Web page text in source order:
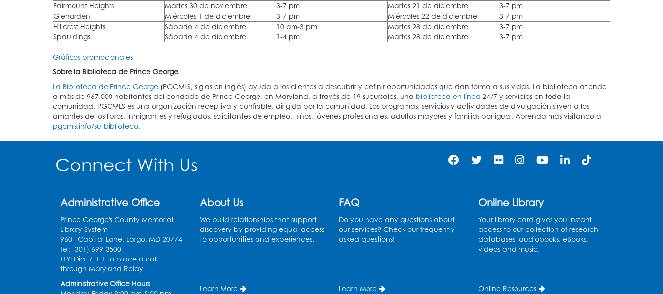
Fairmount Heights
Martes 30 de noviembre 3-7 pm Martes 21 de diciembre
3-7 pm
Glenarden
Miércoles 1 de diciembre 3-7 pm Miércoles 22 de diciembre
3-7 pm
Hillcrest Heights
Sábado 4 de diciembre 10 am-3 pm Martes 28 de diciembre
3-7 pm
Spauldings
Sábado 4 de diciembre 1-4 pm Martes 28 de diciembre 3-7 pm
Gráficos promocionales
Sobre la Biblioteca de Prince George
La Biblioteca de Prince George (PGCMLS, siglas en inglés) ayuda a los clientes a descubrir y definir oportunidades que dan forma a sus vidas. La biblioteca atiende
a más de 967,000 habitantes del condado de Prince George, en Maryland, a través de 19 sucursales, una biblioteca en línea 24/7 y servicios en toda la
comunidad. PGCMLS es una organización receptiva y confiable, dirigida por la comunidad. Los programas, servicios y actividades de divulgación sirven a los
amantes de los libros, inmigrantes y refugiados, solicitantes de empleo, niños, jóvenes profesionales, adultos mayores y familias por igual. Aprenda más visitando a
pgcmls.info/su-biblioteca.
Connect With Us
Administrative Office
Prince George's County Memorial
Library System
9601 Capital Lane, Largo, MD 20774
Tel: (301) 699-3500
TTY: Dial 7-1-1 to place a call
through Maryland Relay
Administrative Office Hours
About Us
We build relationships that support
discovery by providing equal access
to opportunities and experiences.
Learn More
FAQ
Do you have any questions about
our services? Check our frequently
asked questions!
Learn More
Online Library
Your library card gives you instant
access to our collection of research
databases, audiobooks, eBooks,
videos and music.
Online Resources